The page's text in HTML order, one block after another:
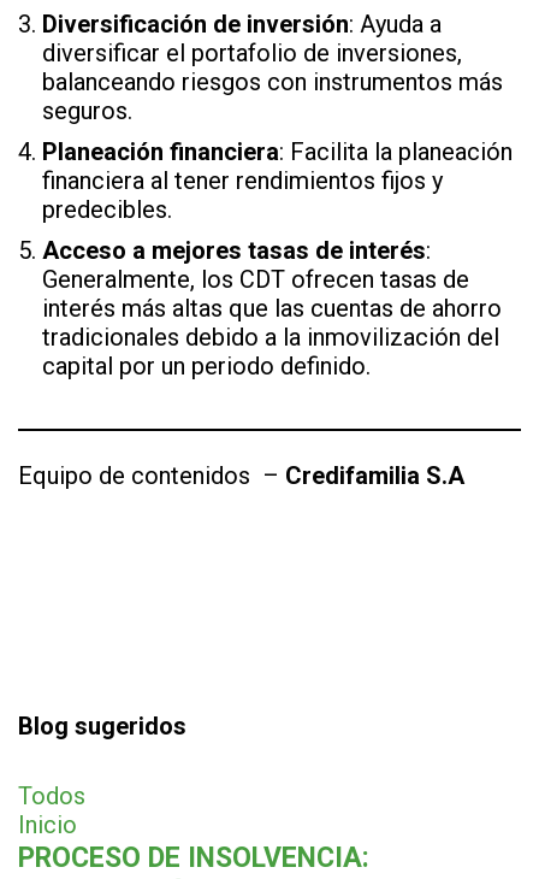
Diversificación de inversión: Ayuda a
diversificar el portafolio de inversiones,
balanceando riesgos con instrumentos más
seguros.
Planeación financiera: Facilita la planeación
financiera al tener rendimientos fijos y
predecibles.
Acceso a mejores tasas de interés:
Generalmente, los CDT ofrecen tasas de
interés más altas que las cuentas de ahorro
tradicionales debido a la inmovilización del
capital por un periodo definido.
Equipo de contenidos – Credifamilia S.A
Blog sugeridos
Todos
Inicio
PROCESO DE INSOLVENCIA: